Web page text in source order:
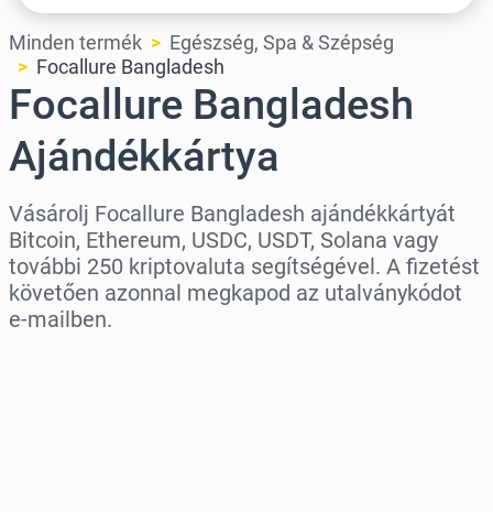
Minden termék
Egészség, Spa & Szépség
Focallure Bangladesh
Focallure Bangladesh
Ajándékkártya
Vásárolj Focallure Bangladesh ajándékkártyát
Bitcoin, Ethereum, USDC, USDT, Solana vagy
további 250 kriptovaluta segítségével. A fizetést
követően azonnal megkapod az utalványkódot
e-mailben.